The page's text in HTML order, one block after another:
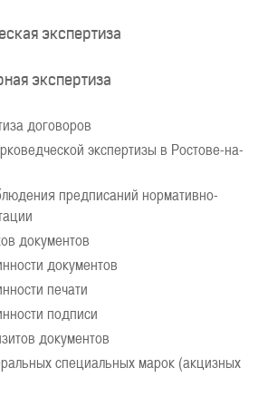
экспертиза
экспертиза
договоров
экспертизы в Ростове-на-
предписаний нормативно-
документов
документов
печати
подписи
документов
специальных марок (акцизных